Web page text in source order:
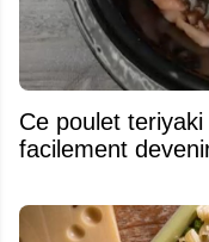
Ce poulet
facilement